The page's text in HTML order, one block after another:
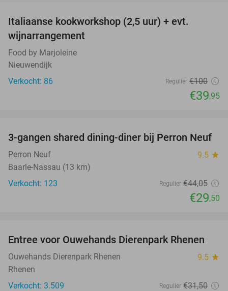
Italiaanse kookworkshop (2,5 uur) + evt.
wijnarrangement
Food by Marjoleine
Nieuwendijk
Verkocht: 86
Regulier €100
€39,95
33%
3-gangen shared dining-diner bij Perron Neuf
Perron Neuf 9.5 star
Baarle-Nassau (13 km)
Verkocht: 123
Regulier €44,05
€29,50
19%
Entree voor Ouwehands Dierenpark Rhenen
Ouwehands Dierenpark Rhenen 9.5 star
Rhenen
Verkocht: 3.509
Regulier €31,50